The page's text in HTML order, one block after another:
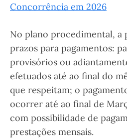
Concorrência em 2026
No plano procedimental, a
prazos para pagamentos:
provisórios ou
efetuados até ao final do
que respeitam; o
ocorrer até ao final de
com possibilidade de
prestações mensais.